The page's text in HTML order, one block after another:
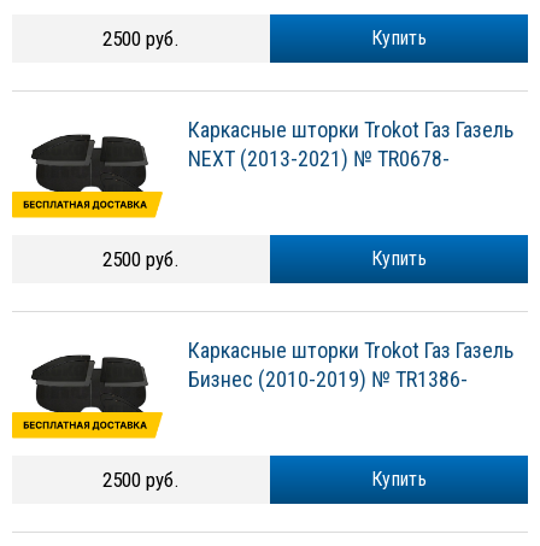
Купить
2500 руб.
Каркасные шторки Trokot Газ Газель
NEXT (2013-2021) № TR0678-
Купить
2500 руб.
Каркасные шторки Trokot Газ Газель
Бизнес (2010-2019) № TR1386-
Купить
2500 руб.